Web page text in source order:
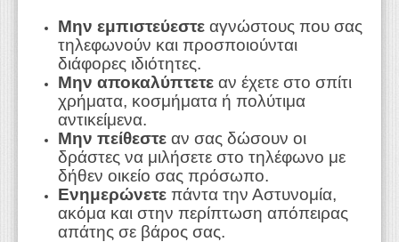
Μην εμπιστεύεστε αγνώστους που σας
τηλεφωνούν και προσποιούνται
διάφορες ιδιότητες.
Μην αποκαλύπτετε αν έχετε στο σπίτι
χρήματα, κοσμήματα ή πολύτιμα
αντικείμενα.
Μην πείθεστε αν σας δώσουν οι
δράστες να μιλήσετε στο τηλέφωνο με
δήθεν οικείο σας πρόσωπο.
Ενημερώνετε πάντα την Αστυνομία,
ακόμα και στην περίπτωση απόπειρας
απάτης σε βάρος σας.